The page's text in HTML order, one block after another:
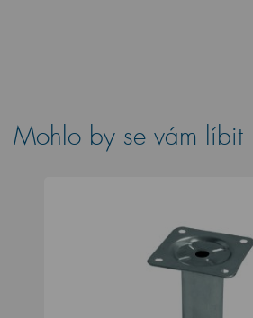
Mohlo by se vám líbit